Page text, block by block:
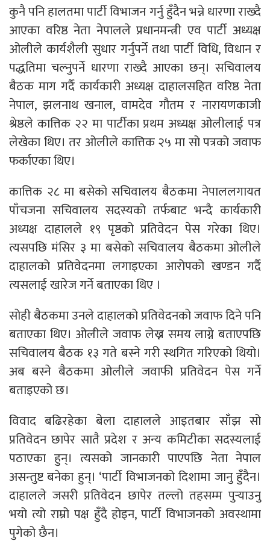
कुनै पनि हालतमा पार्टी विभाजन गर्नु हुँदैन भन्ने धारणा राख्दै
आएका वरिष्ठ नेता नेपालले प्रधानमन्त्री एव पार्टी अध्यक्ष
ओलीले कार्यशैली सुधार गर्नुपर्ने तथा पार्टी विधि, विधान र
पद्धतिमा चल्नुपर्ने धारणा राख्दै आएका छन्। सचिवालय
बैठक माग गर्दै कार्यकारी अध्यक्ष दाहालसहित वरिष्ठ नेता
नेपाल, झलनाथ खनाल, वामदेव गौतम र नारायणकाजी
श्रेष्ठले कात्तिक २२ मा पार्टीका प्रथम अध्यक्ष ओलीलाई पत्र
लेखेका थिए। तर ओलीले कात्तिक २५ मा सो पत्रको जवाफ
फर्काएका थिए।
कात्तिक २८ मा बसेको सचिवालय बैठकमा नेपाललगायत
पाँचजना सचिवालय सदस्यको तर्फबाट भन्दै कार्यकारी
अध्यक्ष दाहालले १९ पृष्ठको प्रतिवेदन पेस गरेका थिए।
त्यसपछि मंसिर ३ मा बसेको सचिवालय बैठकमा ओलीले
दाहालको प्रतिवेदनमा लगाइएका आरोपको खण्डन गर्दै
त्यसलाई खारेज गर्ने बताएका थिए ।
सोही बैठकमा उनले दाहालको प्रतिवेदनको जवाफ दिने पनि
बताएका थिए। ओलीले जवाफ लेख्न समय लाग्ने बताएपछि
सचिवालय बैठक १३ गते बस्ने गरी स्थगित गरिएको थियो।
अब बस्ने बैठकमा ओलीले जवाफी प्रतिवेदन पेस गर्ने
बताइएको छ।
विवाद बढिरहेका बेला दाहालले आइतबार साँझ सो
प्रतिवेदन छापेर सातै प्रदेश र अन्य कमिटीका सदस्यलाई
पठाएका हुन्। त्यसको जानकारी पाएपछि नेता नेपाल
असन्तुष्ट बनेका हुन्। ‘पार्टी विभाजनको दिशामा जानु हुँदैन।
दाहालले जसरी प्रतिवेदन छापेर तल्लो तहसम्म पुर्‍याउनु
भयो त्यो राम्रो पक्ष हुँदै होइन, पार्टी विभाजनको अवस्थामा
पुगेको छैन।